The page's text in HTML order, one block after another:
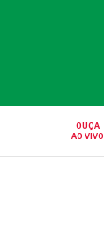
OUÇA
AO VIVO